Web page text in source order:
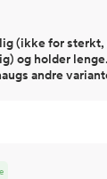
(ikke for sterkt,
og holder
andre